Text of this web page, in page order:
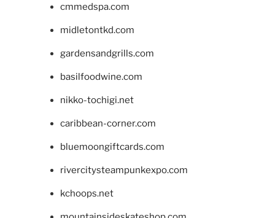
cmmedspa.com
midletontkd.com
gardensandgrills.com
basilfoodwine.com
nikko-tochigi.net
caribbean-corner.com
bluemoongiftcards.com
rivercitysteampunkexpo.com
kchoops.net